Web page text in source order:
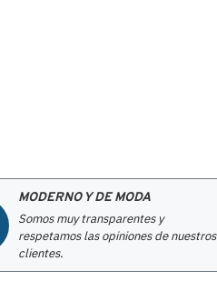
MODERNO Y DE MODA
Somos muy transparentes y
respetamos las opiniones de nuestros
clientes.